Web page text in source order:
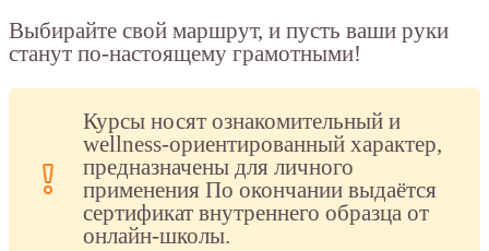
Выбирайте свой маршрут, и пусть ваши руки
станут по-настоящему грамотными!
Курсы носят ознакомительный и
wellness-ориентированный характер,
предназначены для личного
применения По окончании выдаётся
сертификат внутреннего образца от
онлайн-школы.